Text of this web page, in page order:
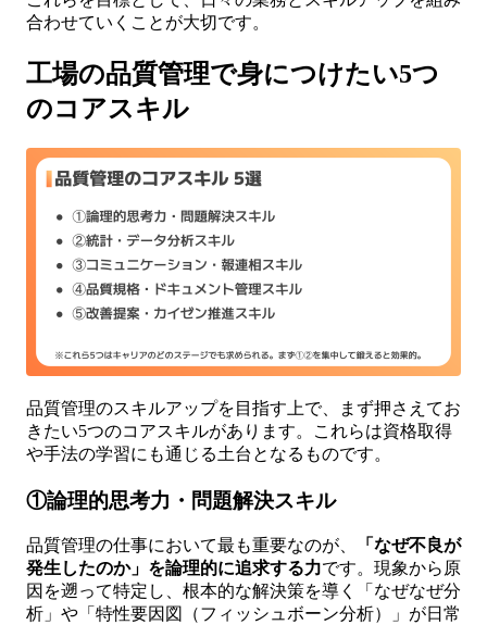
合わせていくことが大切です。
工場の品質管理で身につけたい5つ
のコアスキル
品質管理のスキルアップを目指す上で、まず押さえてお
きたい5つのコアスキルがあります。これらは資格取得
や手法の学習にも通じる土台となるものです。
①論理的思考力・問題解決スキル
品質管理の仕事において最も重要なのが、
「なぜ不良が
発生したのか」を論理的に追求する力です。現象から原
因を遡って特定し、根本的な解決策を導く「なぜなぜ分
析」や「特性要因図（フィッシュボーン分析）」が日常